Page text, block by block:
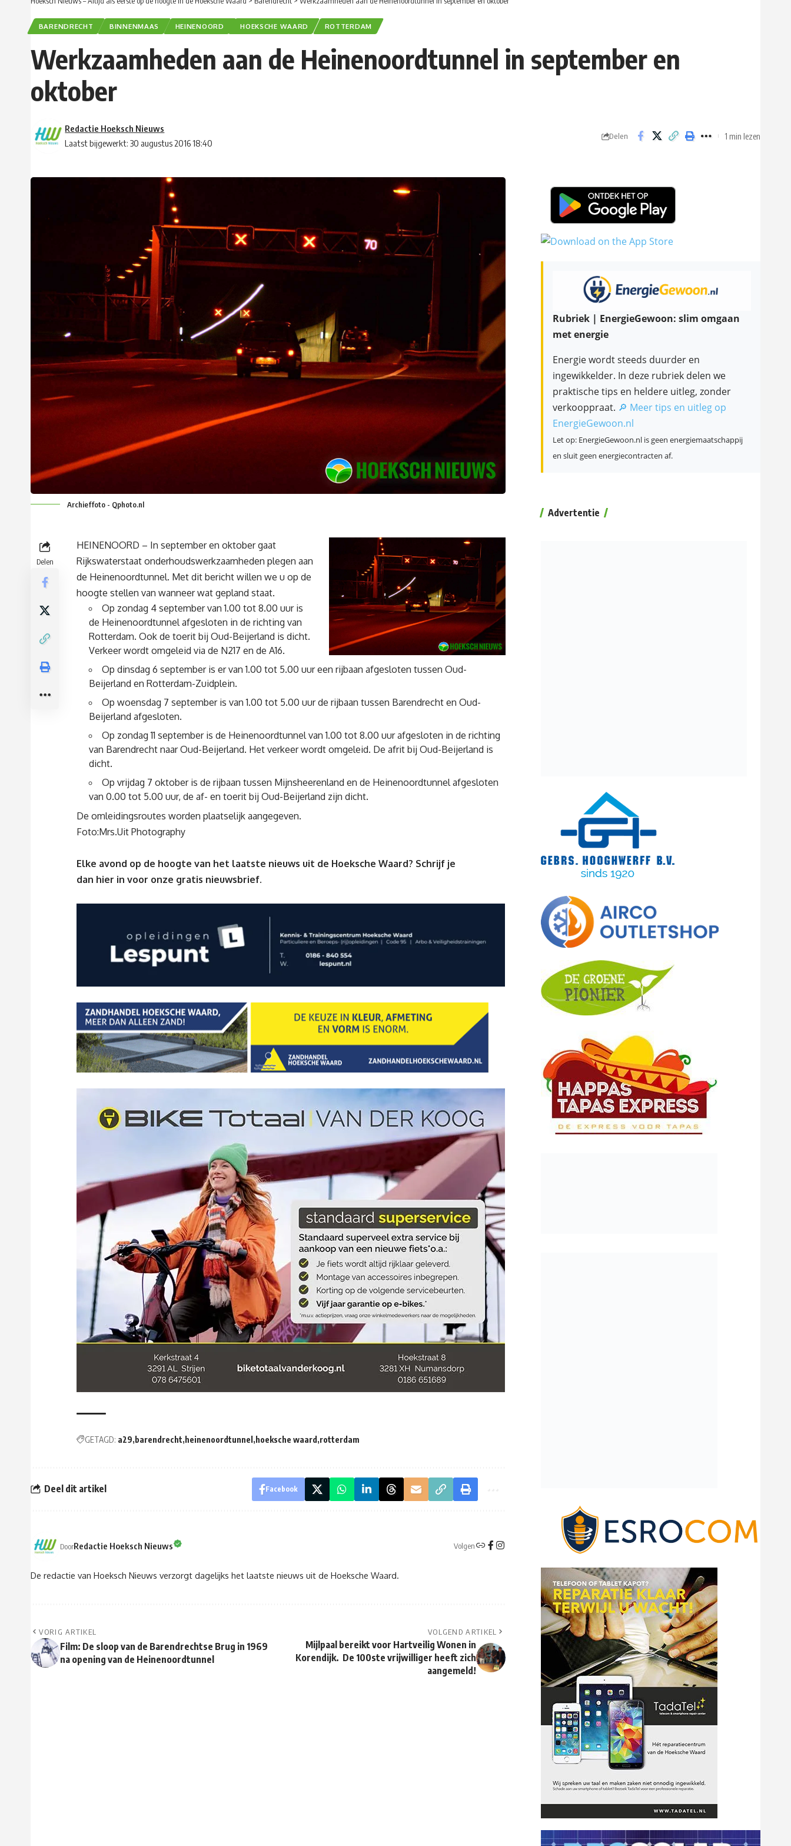
BARENDRECHT BINNENMAAS HEINENOORD HOEKSCHE WAARD ROTTERDAM
Werkzaamheden aan de Heinenoordtunnel in september en
oktober
Laatst bijgewerkt: 30 augustus 2016 18:40
Redactie Hoeksch Nieuws
Delen 1 min lezen
Archieffoto - Qphoto.nl
Delen
HEINENOORD – In september en oktober gaat
Rijkswaterstaat onderhoudswerkzaamheden plegen aan
de Heinenoordtunnel. Met dit bericht willen we u op de
hoogte stellen van wanneer wat gepland staat.
Op zondag 4 september van 1.00 tot 8.00 uur is
de Heinenoordtunnel afgesloten in de richting van
Rotterdam. Ook de toerit bij Oud-Beijerland is dicht.
Verkeer wordt omgeleid via de N217 en de A16.
Op dinsdag 6 september is er van 1.00 tot 5.00 uur een rijbaan afgesloten tussen Oud-
Beijerland en Rotterdam-Zuidplein.
Op woensdag 7 september is van 1.00 tot 5.00 uur de rijbaan tussen Barendrecht en Oud-
Beijerland afgesloten.
Op zondag 11 september is de Heinenoordtunnel van 1.00 tot 8.00 uur afgesloten in de richting
van Barendrecht naar Oud-Beijerland. Het verkeer wordt omgeleid. De afrit bij Oud-Beijerland is
dicht.
Op vrijdag 7 oktober is de rijbaan tussen Mijnsheerenland en de Heinenoordtunnel afgesloten
van 0.00 tot 5.00 uur, de af- en toerit bij Oud-Beijerland zijn dicht.
De omleidingsroutes worden plaatselijk aangegeven.
Foto:Mrs.Uit Photography
Elke avond op de hoogte van het laatste nieuws uit de Hoeksche Waard? Schrijf je
dan hier in voor onze gratis nieuwsbrief.
GETAGD: a29 barendrecht heinenoordtunnel hoeksche waard rotterdam
Deel dit artikel Facebook
DoorRedactie Hoeksch Nieuws Volgen
De redactie van Hoeksch Nieuws verzorgt dagelijks het laatste nieuws uit de Hoeksche Waard.
VORIG ARTIKEL
Film: De sloop van de Barendrechtse Brug in 1969
na opening van de Heinenoordtunnel
VOLGEND ARTIKEL
Mijlpaal bereikt voor Hartveilig Wonen in
Korendijk. De 100ste vrijwilliger heeft zich
aangemeld!
Rubriek | EnergieGewoon: slim omgaan
met energie
Energie wordt steeds duurder en
ingewikkelder. In deze rubriek delen we
praktische tips en heldere uitleg, zonder
verkooppraat. 🔎 Meer tips en uitleg op
EnergieGewoon.nl
Let op: EnergieGewoon.nl is geen energiemaatschappij
en sluit geen energiecontracten af.
Advertentie